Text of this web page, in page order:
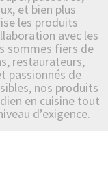
et bien plus
les produits
avec les
sommes fiers de
restaurateurs,
passionnés de
nos produits
en cuisine tout
d’exigence.